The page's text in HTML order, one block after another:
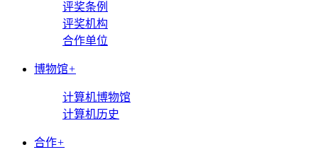
评奖条例
评奖机构
合作单位
博物馆+
计算机博物馆
计算机历史
合作+